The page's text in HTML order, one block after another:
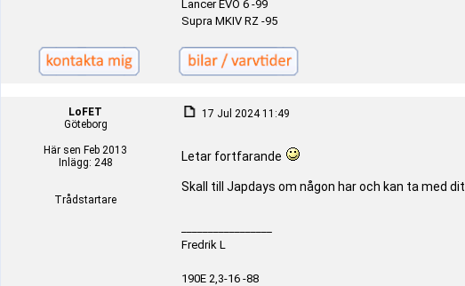
Lancer EVO 6 -99
Supra MKIV RZ -95
LoFET
Göteborg
Här sen Feb 2013
Inlägg: 248
Trådstartare
17 Jul 2024 11:49
Letar fortfarande
Skall till Japdays om någon har och kan ta med dit
Fredrik L
190E 2,3-16 -88